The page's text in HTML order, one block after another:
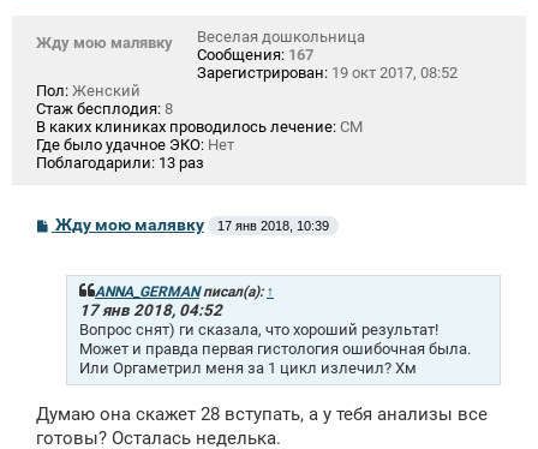
Жду мою малявку
Веселая дошкольница
Сообщения: 167
Зарегистрирован: 19 окт 2017, 08:52
Пол: Женский
Стаж бесплодия: 8
В каких клиниках проводилось лечение: СМ
Где было удачное ЭКО: Нет
Поблагодарили: 13 раз
СЖду мою малявку 17 янв 2018, 10:39
ANNA_GERMANписал(а): ↑
17 янв 2018, 04:52
Вопрос снят) ги сказала, что хороший результат!
Может и правда первая гистология ошибочная была.
Или Оргаметрил меня за 1 цикл излечил? Хм
Думаю она скажет 28 вступать, а у тебя анализы все
готовы? Осталась неделька.